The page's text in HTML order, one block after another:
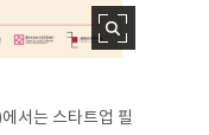
서는 스타트업 필